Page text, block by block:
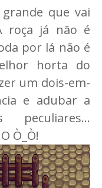
que vai
roça já não é
por lá não é
horta do
um dois-em-
e adubar a
Ò_Ò!